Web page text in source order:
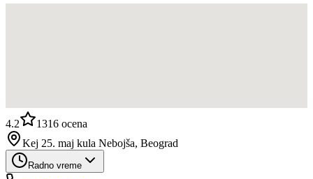
4.2 1316 ocena
Kej 25. maj kula Nebojša, Beograd
Radno vreme